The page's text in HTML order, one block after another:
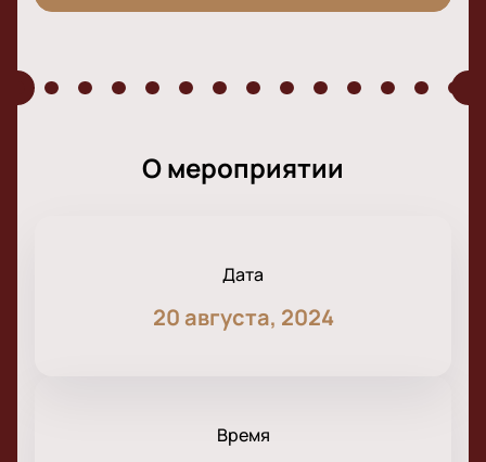
О мероприятии
Дата
20 августа, 2024
Время